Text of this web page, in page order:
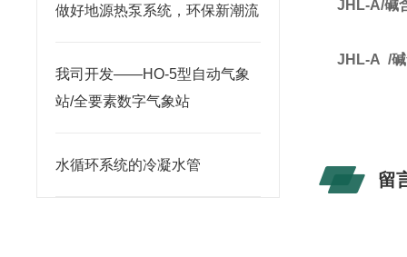
做好地源热泵系统，环保新潮流
我司开发——HO-5型自动气象
站/全要素数字气象站
水循环系统的冷凝水管
JHL-A/碱
JHL-A/
留